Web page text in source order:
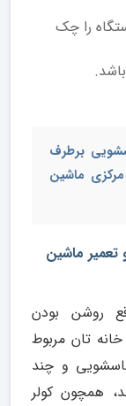
را چک
برطرف
مرکزی ماشین
ماشین
روشن بودن
تان مربوط
و چند
همچون کولر